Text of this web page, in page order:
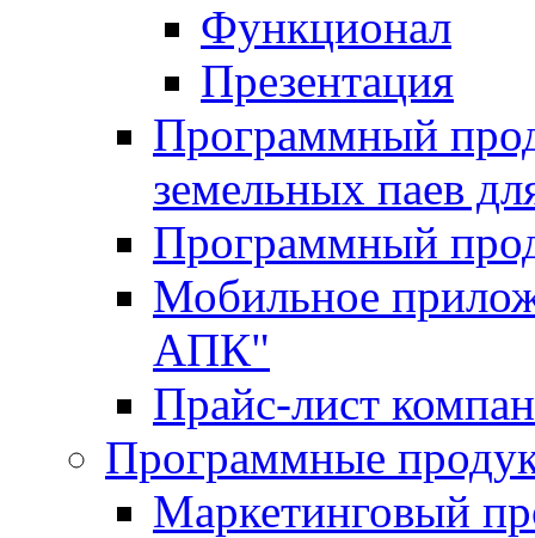
Функционал
Презентация
Программный
земельных паев
Программный
Мобильное
АПК"
Прайс-лист
Программные
Маркетинговый